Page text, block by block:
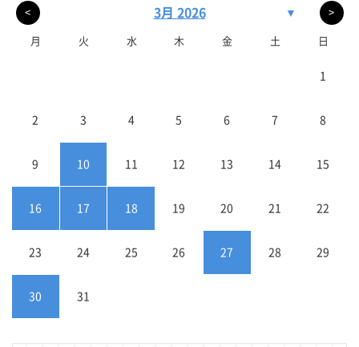
< 3月 2026 ▼ >
月 火 水 木 金 土 日
1
2 3 4 5 6 7 8
9 10 11 12 13 14 15
16 17 18 19 20 21 22
23 24 25 26 27 28 29
30 31